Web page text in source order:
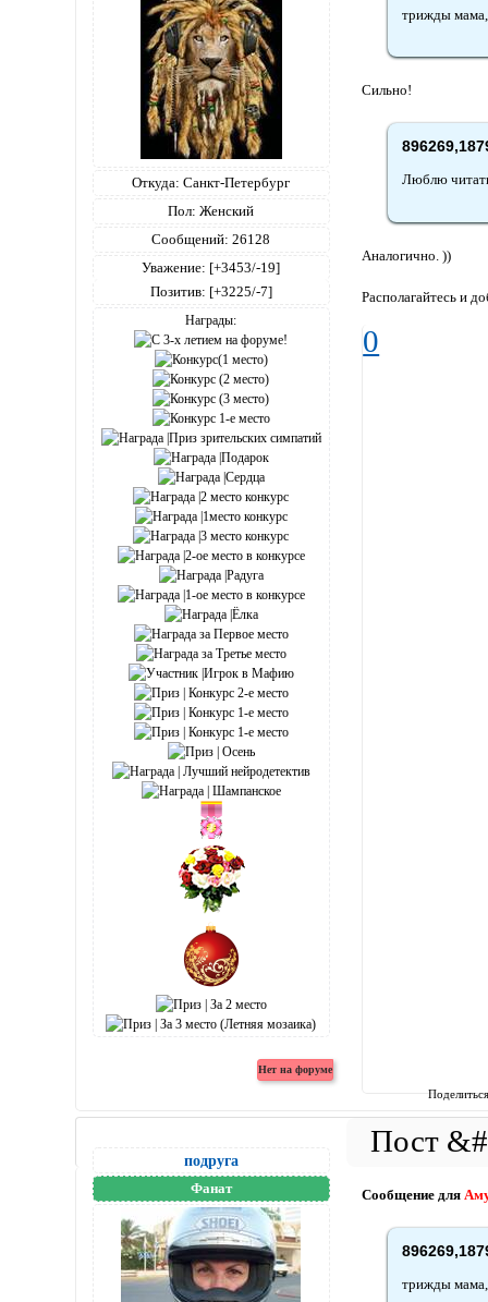
Откуда: Санкт-Петербург
Пол: Женский
Сообщений: 26128
Уважение: [+3453/-19]
Позитив: [+3225/-7]
Награды:
трижды
Сильно!
Люблю
Аналогично. ))
Располагайтесь и
0
подруга
Фанат Сообщение для
трижды